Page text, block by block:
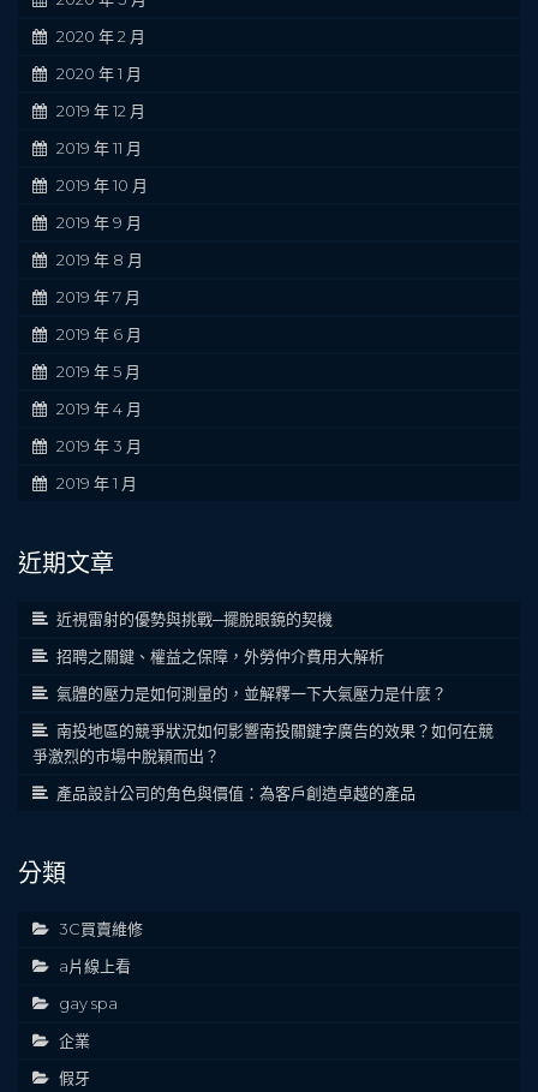
2020 年 2 月
2020 年 1 月
2019 年 12 月
2019 年 11 月
2019 年 10 月
2019 年 9 月
2019 年 8 月
2019 年 7 月
2019 年 6 月
2019 年 5 月
2019 年 4 月
2019 年 3 月
2019 年 1 月
近期文章
近視雷射的優勢與挑戰─擺脫眼鏡的契機
招聘之關鍵、權益之保障，外勞仲介費用大解析
氣體的壓力是如何測量的，並解釋一下大氣壓力是什麼？
南投地區的競爭狀況如何影響南投關鍵字廣告的效果？如何在競
爭激烈的市場中脫穎而出？
產品設計公司的角色與價值：為客戶創造卓越的產品
分類
3C買賣維修
a片線上看
gay spa
企業
假牙